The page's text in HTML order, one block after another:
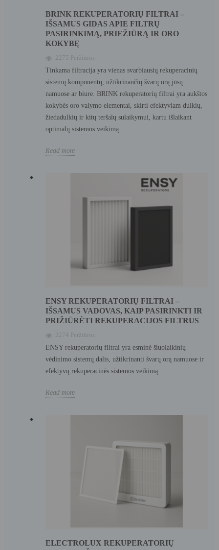
BRINK REKUPERATORIŲ FILTRAI –
IŠSAMUS GIDAS APIE FILTRŲ
PASIRINKIMĄ, PRIEŽIŪRĄ IR ORO
KOKYBĘ
2275 Peržiūros
Tinkama filtracija yra vienas svarbiausių rekuperacinių
sistemų komponentų, užtikrinančių švarų orą jūsų
namuose ar biure. BRINK rekuperatorių filtrai yra aukštos
kokybės oro valymo elementai, skirti efektyviam dulkių,
žiedadulkių ir kitų teršalų sulaikymui, kartu išlaikant
optimalų sistemos veikimą.
Read more
ENSY REKUPERATORIŲ FILTRAI –
IŠSAMUS VADOVAS, KAIP PASIRINKTI IR
PRIŽIŪRĖTI REKUPERACIJOS FILTRUS
2274 Peržiūros
ENSY rekuperatorių filtrai yra esminė šiuolaikinių
vėdinimo sistemų dalis, užtikrinanti švarų orą namuose ir
efektyvų rekuperacinės sistemos veikimą.
Read more
ELECTROLUX REKUPERATORIŲ